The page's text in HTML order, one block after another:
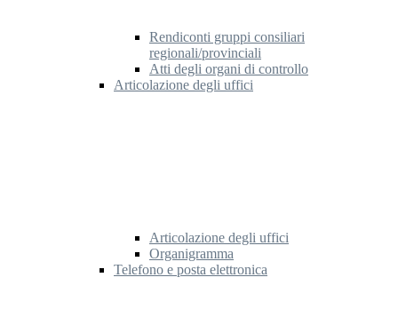
Rendiconti gruppi consiliari
regionali/provinciali
Atti degli organi di controllo
Articolazione degli uffici
Articolazione degli uffici
Organigramma
Telefono e posta elettronica